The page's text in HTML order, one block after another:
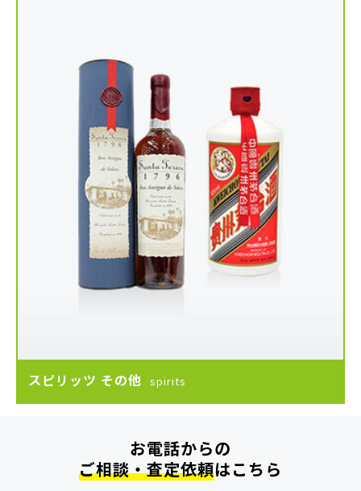
スピリッツ その他 spirits
お電話からの
ご相談・査定依頼はこちら